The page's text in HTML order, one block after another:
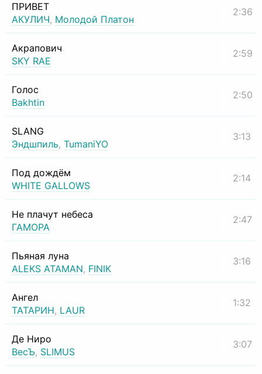
ПРИВЕТ
АКУЛИЧ, Молодой Платон
2:36
Акрапович
SKY RAE
2:59
Голос
Bakhtin
2:50
SLANG
Эндшпиль, TumaniYO
3:13
Под дождём
WHITE GALLOWS
2:14
Не плачут небеса
ГАМОРА
2:47
Пьяная луна
ALEKS ATAMAN, FINIK
3:16
Ангел
ТАТАРИН, LAUR
1:32
Де Ниро
ВесЪ, SLIMUS
3:07